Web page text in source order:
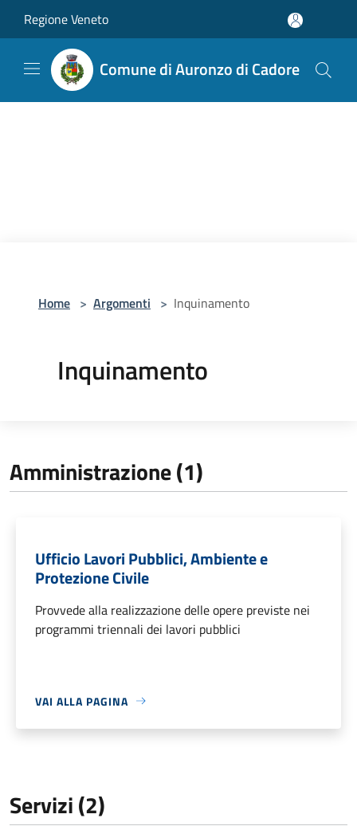
Regione Veneto
Comune di Auronzo di Cadore
Home > Argomenti > Inquinamento
Inquinamento
Amministrazione (1)
Ufficio Lavori Pubblici, Ambiente e
Protezione Civile
Provvede alla realizzazione delle opere previste nei
programmi triennali dei lavori pubblici
VAI ALLA PAGINA
Servizi (2)